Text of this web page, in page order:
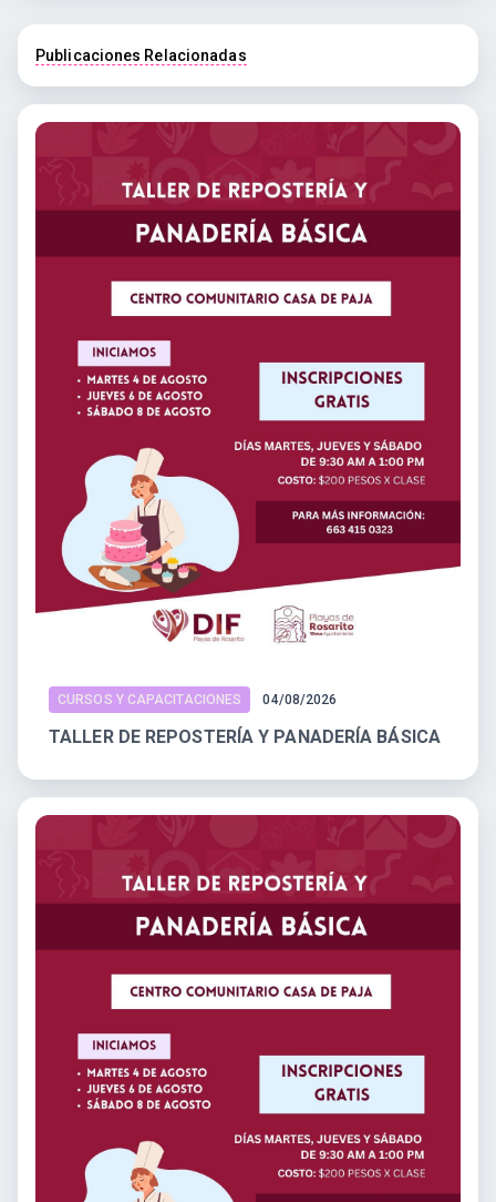
Publicaciones Relacionadas
CURSOS Y CAPACITACIONES 04/08/2026
TALLER DE REPOSTERÍA Y PANADERÍA BÁSICA